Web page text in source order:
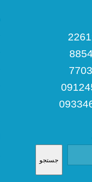
جستجو